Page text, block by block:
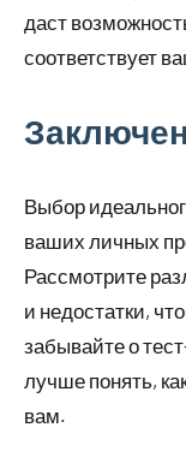
даст
соответствует
Выбор
ваших личных
Рассмотрите
и недостатки,
забывайте о
лучше понять,
вам.